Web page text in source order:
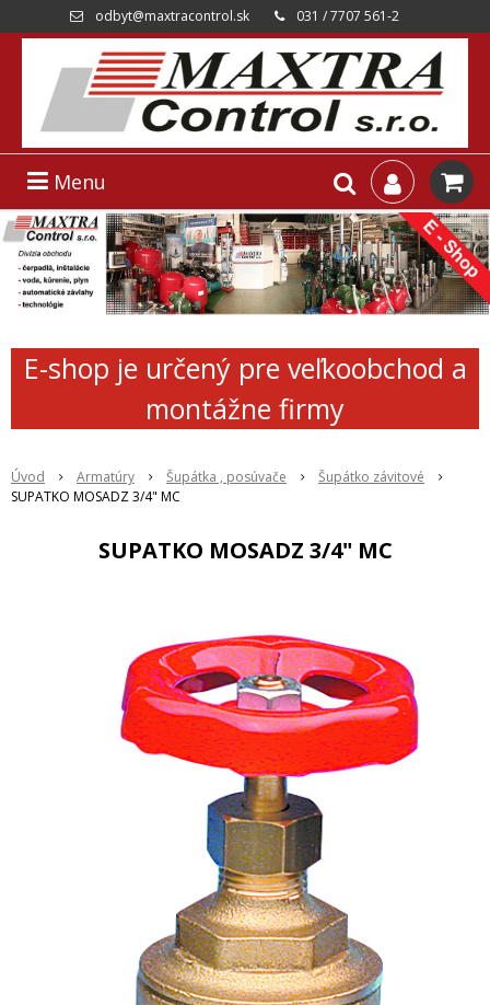
odbyt@maxtracontrol.sk 031 / 7707 561-2
Menu
E-shop je určený pre veľkoobchod a
montážne firmy
Úvod Armatúry Šupátka , posúvače
Šupátko závitové
SUPATKO MOSADZ 3/4" MC
SUPATKO MOSADZ 3/4" MC